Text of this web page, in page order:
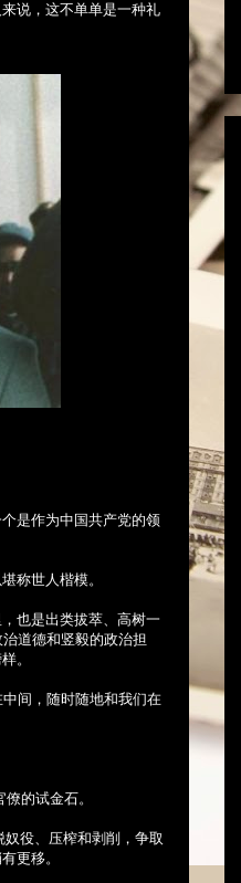
说，这不单单是一种礼
是作为中国共产党的领
称世人楷模。
也是出类拔萃、高树一
道德和竖毅的政治担
。
间，随时随地和我们在
的试金石。
役、压榨和剥削，争取
更移。